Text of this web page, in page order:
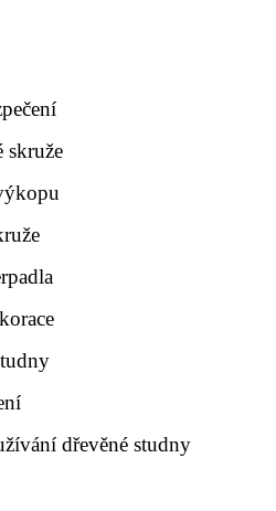
skruže
dřevěné studny